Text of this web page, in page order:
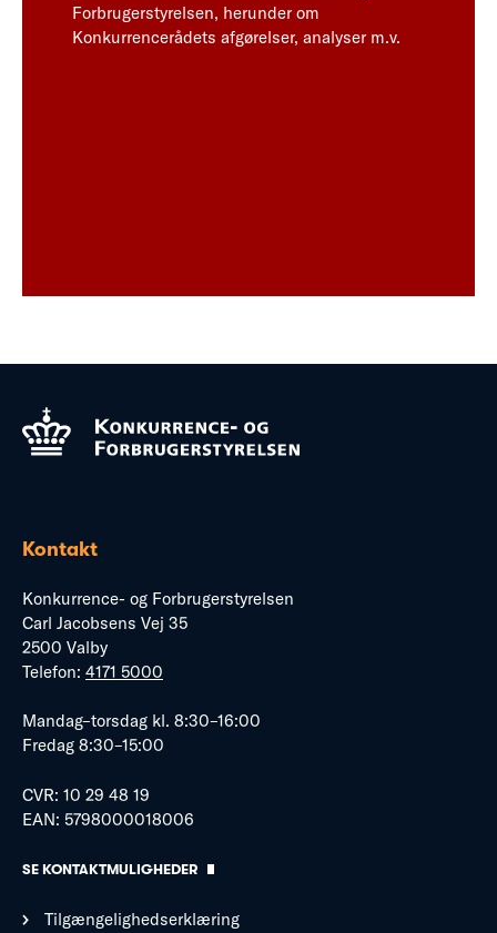
Forbrugerstyrelsen, herunder om
Konkurrencerådets afgørelser, analyser m.v.
Kontakt
Konkurrence- og Forbrugerstyrelsen
Carl Jacobsens Vej 35
2500 Valby
Telefon: 4171 5000
Mandag–torsdag kl. 8:30–16:00
Fredag 8:30–15:00
CVR: 10 29 48 19
EAN: 5798000018006
SE KONTAKTMULIGHEDER
Tilgængelighedserklæring